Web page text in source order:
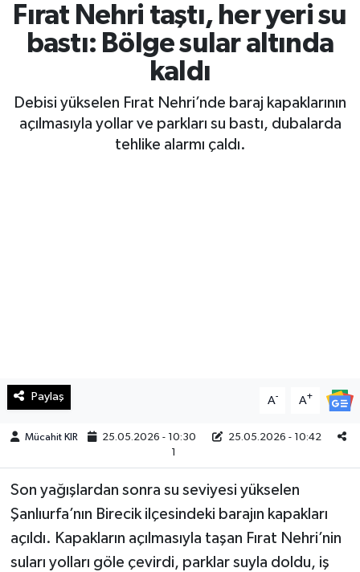
Fırat Nehri taştı, her yeri su
bastı: Bölge sular altında
kaldı
Debisi yükselen Fırat Nehri’nde baraj kapaklarının
açılmasıyla yollar ve parkları su bastı, dubalarda
tehlike alarmı çaldı.
Paylaş A- A+
Mücahit KIR 25.05.2026 - 10:30
25.05.2026 - 10:42
1
Son yağışlardan sonra su seviyesi yükselen
Şanlıurfa’nın Birecik ilçesindeki barajın kapakları
açıldı. Kapakların açılmasıyla taşan Fırat Nehri’nin
suları yolları göle çevirdi, parklar suyla doldu, iş
Ekonomi
Güncel
Haberde İnsan
Sağlık
SürManşet
Teknoloji
Yaşam
Tüm Manşetler
Son Dakika Haberleri
Haber Arşivi